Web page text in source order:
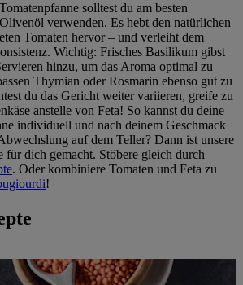
solltest du am besten
verwenden. Es hebt den natürlichen
Tomaten hervor – und verleiht dem
Wichtig: Frisches Basilikum gibst
hinzu, um das Aroma optimal zu
Thymian oder Rosmarin ebenso gut zu
du das Gericht weiter variieren, greife zu
anstelle von Feta! So kannst du deine
individuell und nach deinem Geschmack
auf dem Teller? Dann ist unsere
für dich gemacht. Stöbere gleich durch
. Oder kombiniere Tomaten und Feta zu
!